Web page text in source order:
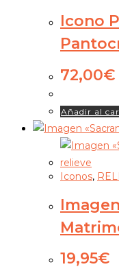
Icono
72,00€
Añadir al
Iconos,
19,95€